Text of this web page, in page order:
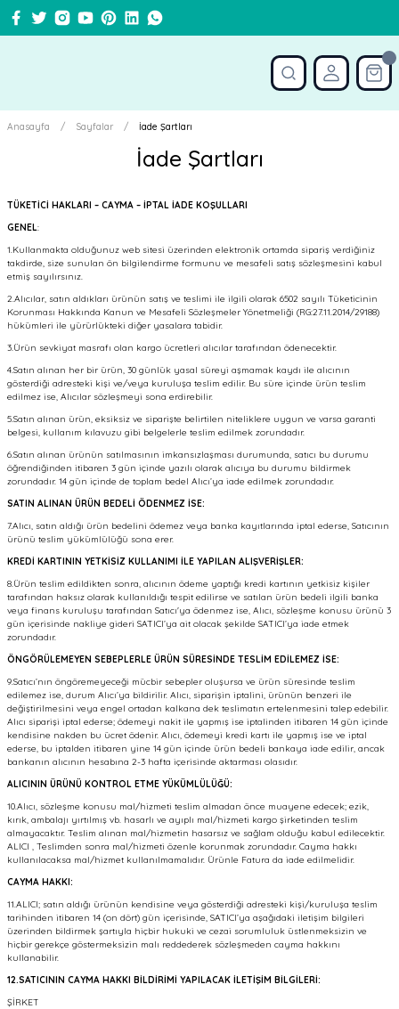
Anasayfa Sayfalar İade Şartları
İade Şartları
TÜKETİCİ HAKLARI – CAYMA – İPTAL İADE KOŞULLARI
GENEL:
1.Kullanmakta olduğunuz web sitesi üzerinden elektronik ortamda sipariş verdiğiniz
takdirde, size sunulan ön bilgilendirme formunu ve mesafeli satış sözleşmesini kabul
etmiş sayılırsınız.
2.Alıcılar, satın aldıkları ürünün satış ve teslimi ile ilgili olarak 6502 sayılı Tüketicinin
Korunması Hakkında Kanun ve Mesafeli Sözleşmeler Yönetmeliği (RG:27.11.2014/29188)
hükümleri ile yürürlükteki diğer yasalara tabidir.
3.Ürün sevkiyat masrafı olan kargo ücretleri alıcılar tarafından ödenecektir.
4.Satın alınan her bir ürün, 30 günlük yasal süreyi aşmamak kaydı ile alıcının
gösterdiği adresteki kişi ve/veya kuruluşa teslim edilir. Bu süre içinde ürün teslim
edilmez ise, Alıcılar sözleşmeyi sona erdirebilir.
5.Satın alınan ürün, eksiksiz ve siparişte belirtilen niteliklere uygun ve varsa garanti
belgesi, kullanım kılavuzu gibi belgelerle teslim edilmek zorundadır.
6.Satın alınan ürünün satılmasının imkansızlaşması durumunda, satıcı bu durumu
öğrendiğinden itibaren 3 gün içinde yazılı olarak alıcıya bu durumu bildirmek
zorundadır. 14 gün içinde de toplam bedel Alıcı’ya iade edilmek zorundadır.
SATIN ALINAN ÜRÜN BEDELİ ÖDENMEZ İSE:
7.Alıcı, satın aldığı ürün bedelini ödemez veya banka kayıtlarında iptal ederse, Satıcının
ürünü teslim yükümlülüğü sona erer.
KREDİ KARTININ YETKİSİZ KULLANIMI İLE YAPILAN ALIŞVERİŞLER:
8.Ürün teslim edildikten sonra, alıcının ödeme yaptığı kredi kartının yetkisiz kişiler
tarafından haksız olarak kullanıldığı tespit edilirse ve satılan ürün bedeli ilgili banka
veya finans kuruluşu tarafından Satıcı'ya ödenmez ise, Alıcı, sözleşme konusu ürünü 3
gün içerisinde nakliye gideri SATICI’ya ait olacak şekilde SATICI’ya iade etmek
zorundadır.
ÖNGÖRÜLEMEYEN SEBEPLERLE ÜRÜN SÜRESİNDE TESLİM EDİLEMEZ İSE:
9.Satıcı’nın öngöremeyeceği mücbir sebepler oluşursa ve ürün süresinde teslim
edilemez ise, durum Alıcı’ya bildirilir. Alıcı, siparişin iptalini, ürünün benzeri ile
değiştirilmesini veya engel ortadan kalkana dek teslimatın ertelenmesini talep edebilir.
Alıcı siparişi iptal ederse; ödemeyi nakit ile yapmış ise iptalinden itibaren 14 gün içinde
kendisine nakden bu ücret ödenir. Alıcı, ödemeyi kredi kartı ile yapmış ise ve iptal
ederse, bu iptalden itibaren yine 14 gün içinde ürün bedeli bankaya iade edilir, ancak
bankanın alıcının hesabına 2-3 hafta içerisinde aktarması olasıdır.
ALICININ ÜRÜNÜ KONTROL ETME YÜKÜMLÜLÜĞÜ:
10.Alıcı, sözleşme konusu mal/hizmeti teslim almadan önce muayene edecek; ezik,
kırık, ambalajı yırtılmış vb. hasarlı ve ayıplı mal/hizmeti kargo şirketinden teslim
almayacaktır. Teslim alınan mal/hizmetin hasarsız ve sağlam olduğu kabul edilecektir.
ALICI , Teslimden sonra mal/hizmeti özenle korunmak zorundadır. Cayma hakkı
kullanılacaksa mal/hizmet kullanılmamalıdır. Ürünle Fatura da iade edilmelidir.
CAYMA HAKKI:
11.ALICI; satın aldığı ürünün kendisine veya gösterdiği adresteki kişi/kuruluşa teslim
tarihinden itibaren 14 (on dört) gün içerisinde, SATICI’ya aşağıdaki iletişim bilgileri
üzerinden bildirmek şartıyla hiçbir hukuki ve cezai sorumluluk üstlenmeksizin ve
hiçbir gerekçe göstermeksizin malı reddederek sözleşmeden cayma hakkını
kullanabilir.
12.SATICININ CAYMA HAKKI BİLDİRİMİ YAPILACAK İLETİŞİM BİLGİLERİ:
ŞİRKET